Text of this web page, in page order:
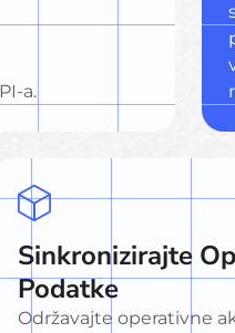
a.
Sinkronizirajte
Podatke
Održavajte operativne